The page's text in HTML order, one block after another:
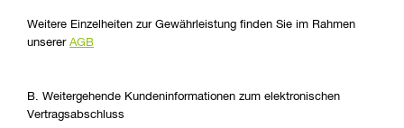
Weitere Einzelheiten zur Gewährleistung finden Sie im Rahmen
unserer AGB
B. Weitergehende Kundeninformationen zum elektronischen
Vertragsabschluss